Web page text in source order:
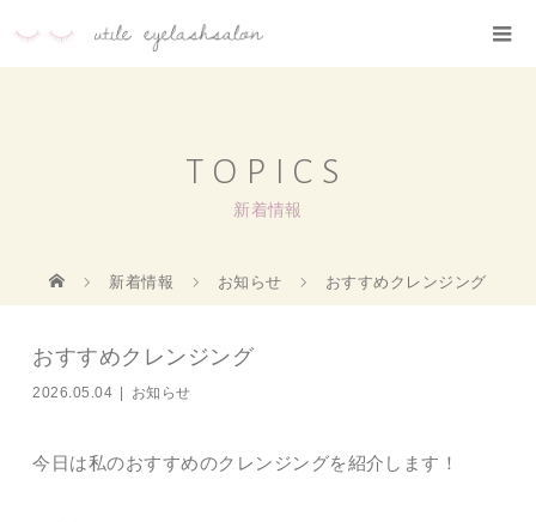
TOPICS
新着情報
新着情報 お知らせ おすすめクレンジング
おすすめクレンジング
2026.05.04 お知らせ
今日は私のおすすめのクレンジングを紹介します！